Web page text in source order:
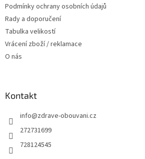
Podmínky ochrany osobních údajů
Rady a doporučení
Tabulka velikostí
Vrácení zboží / reklamace
O nás
Kontakt
info@zdrave-obouvani.cz
272731699
728124545